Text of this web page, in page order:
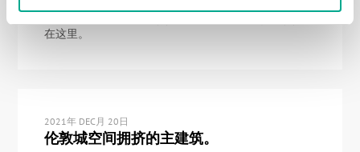
在这里。
2021年 DEC月 20日
伦敦城空间拥挤的主建筑。